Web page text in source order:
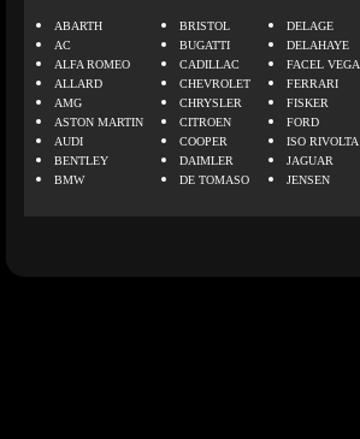
ABARTH
AC
ALFA ROMEO
ALLARD
AMG
ASTON MARTIN
AUDI
BENTLEY
BMW
BRISTOL
BUGATTI
CADILLAC
CHEVROLET
CHRYSLER
CITROEN
COOPER
DAIMLER
DE TOMASO
DELAGE
DELAHAYE
FACEL VEGA
FERRARI
FISKER
FORD
ISO RIVOLTA
JAGUAR
JENSEN